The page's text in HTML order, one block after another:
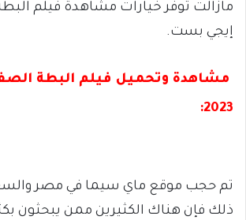
مازالت توفر خيارات مشاهدة فيلم
إيجي بست.
مشاهدة وتحميل فيلم البطة
2023:
تم حجب موقع ماي سيما في مصر
ذلك فإن هناك الكثيرين ممن يبحثون